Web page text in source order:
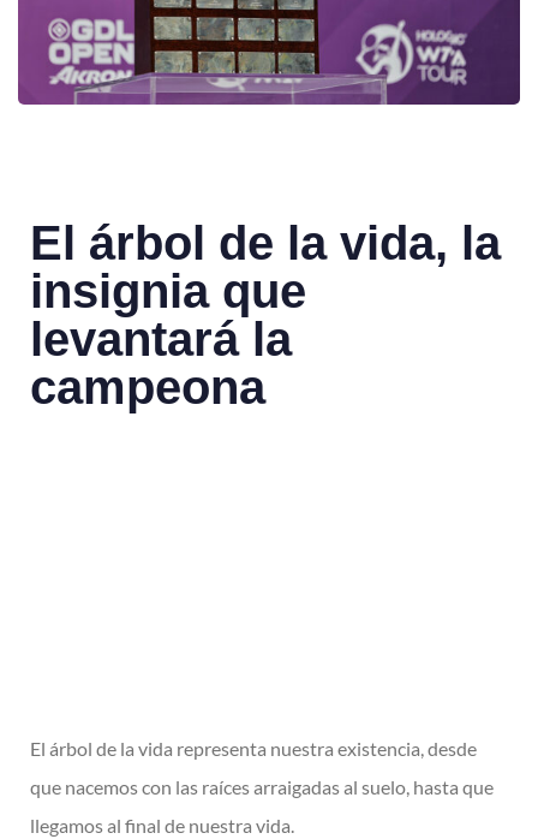
El árbol de la vida, la
insignia que
levantará la
campeona
El árbol de la vida representa nuestra existencia, desde
que nacemos con las raíces arraigadas al suelo, hasta que
llegamos al final de nuestra vida.